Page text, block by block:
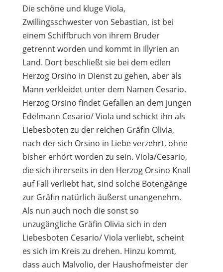
Die schöne und kluge Viola,
Zwillingsschwester von Sebastian, ist bei
einem Schiffbruch von ihrem Bruder
getrennt worden und kommt in Illyrien an
Land. Dort beschließt sie bei dem edlen
Herzog Orsino in Dienst zu gehen, aber als
Mann verkleidet unter dem Namen Cesario.
Herzog Orsino findet Gefallen an dem jungen
Edelmann Cesario/ Viola und schickt ihn als
Liebesboten zu der reichen Gräfin Olivia,
nach der sich Orsino in Liebe verzehrt, ohne
bisher erhört worden zu sein. Viola/Cesario,
die sich ihrerseits in den Herzog Orsino Knall
auf Fall verliebt hat, sind solche Botengänge
zur Gräfin natürlich äußerst unangenehm.
Als nun auch noch die sonst so
unzugängliche Gräfin Olivia sich in den
Liebesboten Cesario/ Viola verliebt, scheint
es sich im Kreis zu drehen. Hinzu kommt,
dass auch Malvolio, der Haushofmeister der